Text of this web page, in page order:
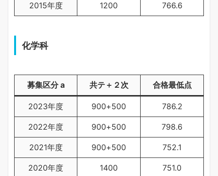
2015年度 1200 766.6
化学科
募集区分 a 共テ＋２次 合格最低点
2023年度 900+500 786.2
2022年度 900+500 798.6
2021年度 900+500 752.1
2020年度 1400 751.0